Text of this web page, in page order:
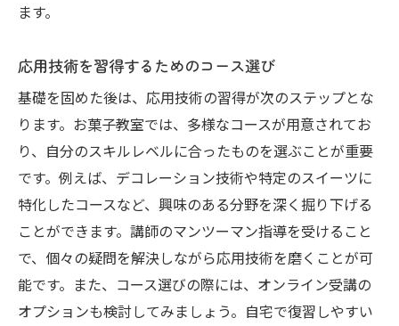
受講生の声から学ぶ成功体験
挑戦する心を育てるためのサポート体制
自分にぴったりのレッスンをお菓子教室で見つ
けよう
初心者向けのコースの選び方
中級者がスキルアップするために選ぶべき
レッスン
上級者向けの特化型レッスンの特徴
レッスン内容と料金の比較ポイント
ます。
応用技術を習得するためのコース選び
基礎を固めた後は、応用技術の習得が次のステップとな
ります。お菓子教室では、多様なコースが用意されてお
り、自分のスキルレベルに合ったものを選ぶことが重要
です。例えば、デコレーション技術や特定のスイーツに
特化したコースなど、興味のある分野を深く掘り下げる
ことができます。講師のマンツーマン指導を受けること
で、個々の疑問を解決しながら応用技術を磨くことが可
能です。また、コース選びの際には、オンライン受講の
オプションも検討してみましょう。自宅で復習しやすい